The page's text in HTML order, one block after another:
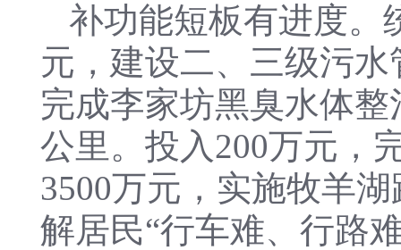
补功能短板有进度。
元，建设二、三级污
完成李家坊黑臭水体
公里。投入200万元，
3500万元，实施牧羊
解居民“行车难、行路